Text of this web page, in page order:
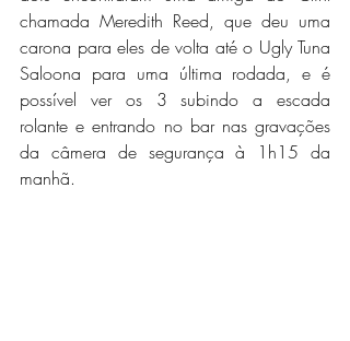
chamada Meredith Reed, que deu uma
carona para eles de volta até o Ugly Tuna
Saloona para uma última rodada, e é
possível ver os 3 subindo a escada
rolante e entrando no bar nas gravações
da câmera de segurança à 1h15 da
manhã.